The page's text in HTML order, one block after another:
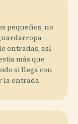
pequeños, no
entradas, así
más que
si llega con
la entrada.